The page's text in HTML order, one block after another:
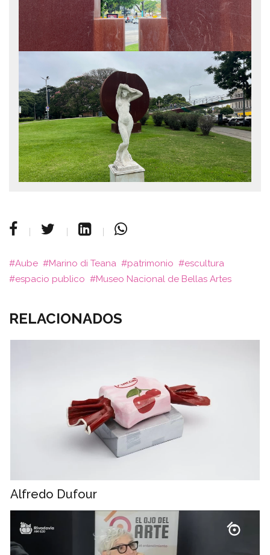
Aube Marino di Teana patrimonio
escultura
espacio publico
Museo Nacional de Bellas Artes
RELACIONADOS
Alfredo Dufour